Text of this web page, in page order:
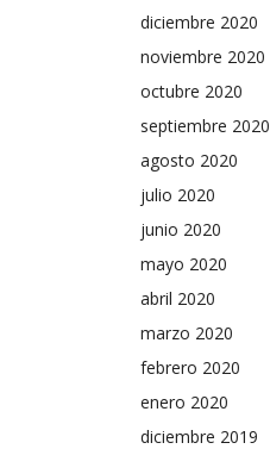
diciembre 2020
noviembre 2020
octubre 2020
septiembre 2020
agosto 2020
julio 2020
junio 2020
mayo 2020
abril 2020
marzo 2020
febrero 2020
enero 2020
diciembre 2019